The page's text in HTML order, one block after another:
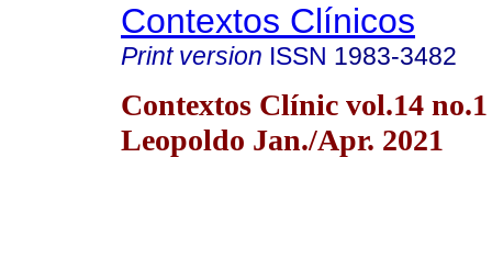
Contextos Clínicos
Print version ISSN 1983-3482
Contextos Clínic vol.14 no.1
Leopoldo Jan./Apr. 2021